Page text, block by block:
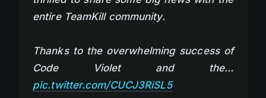
entire TeamKill community.
Thanks to the overwhelming success of
Code Violet and the…
pic.twitter.com/CUCJ3RiSL5